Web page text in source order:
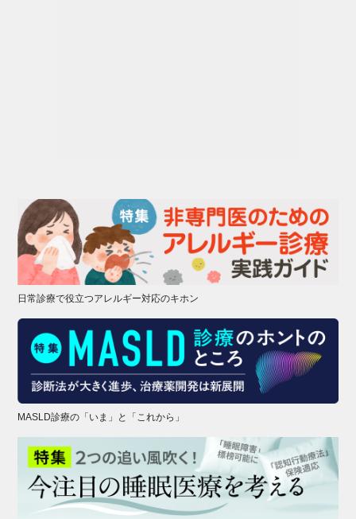
日常診療で役立つアレルギー対応のキホン
MASLD診療の「いま」と「これから」